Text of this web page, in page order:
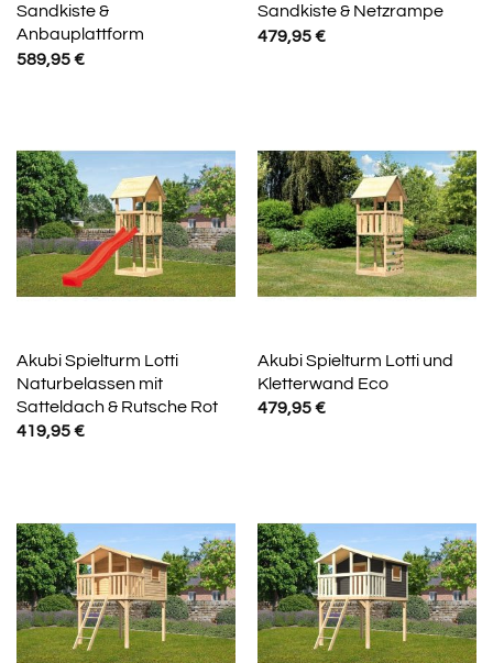
Sandkiste &
Anbauplattform
589,95€
Sandkiste & Netzrampe
479,95€
Akubi Spielturm Lotti
Naturbelassen mit
Satteldach & Rutsche Rot
419,95€
Akubi Spielturm Lotti und
Kletterwand Eco
479,95€